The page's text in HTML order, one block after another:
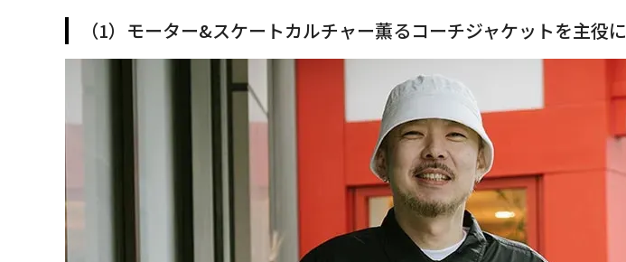
（1）モーター&スケートカルチャー薫るコーチジャケットを主役に